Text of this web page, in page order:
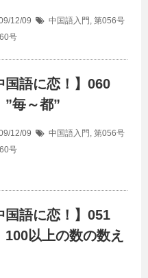
12/09 中国語入門 , 第056号
号
国語に恋！】060
”毎～都”
12/09 中国語入門 , 第056号
号
国語に恋！】051
100以上の数の数え